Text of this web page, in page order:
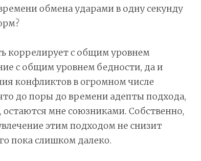
обмена ударами в одну секунду
коррелирует с общим уровнем
с общим уровнем бедности, да и
конфликтов в огромном числе
до поры до времени адепты подхода,
мне союзниками. Собственно,
этим подходом не снизит
пока слишком далеко.